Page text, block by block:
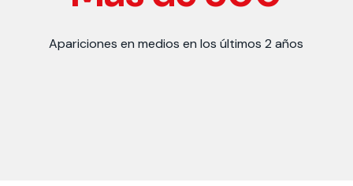
Apariciones en medios en los últimos 2 años